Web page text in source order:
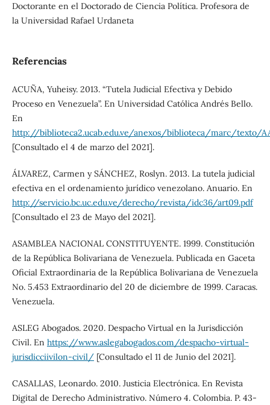
Doctorante en el Doctorado de Ciencia Política. Profesora de
la Universidad Rafael Urdaneta
Referencias
ACUÑA, Yuheisy. 2013. “Tutela Judicial Efectiva y Debido
Proceso en Venezuela”. En Universidad Católica Andrés Bello.
En
http://biblioteca2.ucab.edu.ve/anexos/biblioteca/marc/texto/
[Consultado el 4 de marzo del 2021].
ÁLVAREZ, Carmen y SÁNCHEZ, Roslyn. 2013. La tutela judicial
efectiva en el ordenamiento jurídico venezolano. Anuario. En
http://servicio.bc.uc.edu.ve/derecho/revista/idc36/art09.pdf
[Consultado el 23 de Mayo del 2021].
ASAMBLEA NACIONAL CONSTITUYENTE. 1999. Constitución
de la República Bolivariana de Venezuela. Publicada en Gaceta
Oficial Extraordinaria de la República Bolivariana de Venezuela
No. 5.453 Extraordinario del 20 de diciembre de 1999. Caracas.
Venezuela.
ASLEG Abogados. 2020. Despacho Virtual en la Jurisdicción
Civil. En https://www.aslegabogados.com/despacho-virtual-
jurisdicciivilon-civil/[Consultado el 11 de Junio del 2021].
CASALLAS, Leonardo. 2010. Justicia Electrónica. En Revista
Digital de Derecho Administrativo. Número 4. Colombia. P. 43-